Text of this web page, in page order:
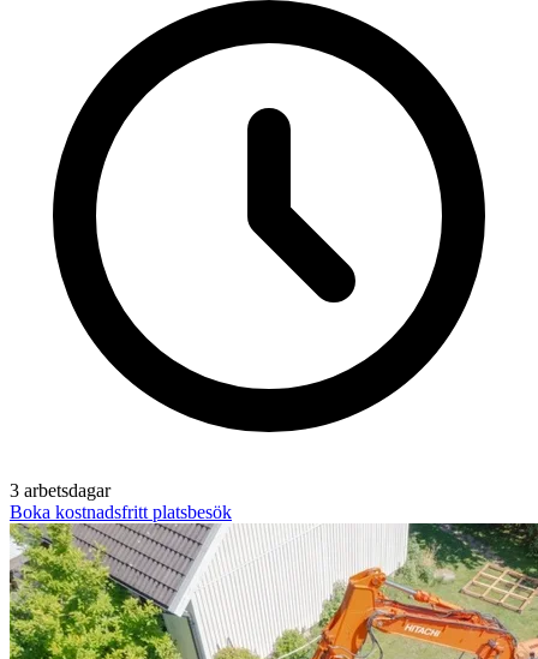
3 arbetsdagar
Boka kostnadsfritt platsbesök